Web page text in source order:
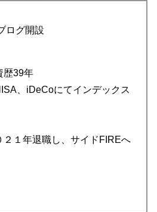
ログ開設
歴39年
にてインデックス
２１年退職し、サイドFIREへ